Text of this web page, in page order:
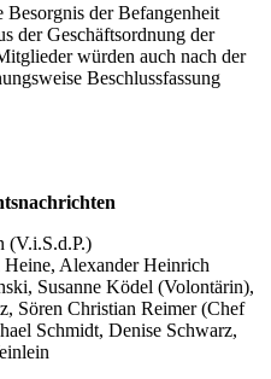
Besorgnis der Befangenheit
der Geschäftsordnung der
würden auch nach der
Beschlussfassung
(V.i.S.d.P.)
Alexander Heinrich
Susanne Ködel (Volontärin),
Sören Christian Reimer (Chef
Schmidt, Denise Schwarz,